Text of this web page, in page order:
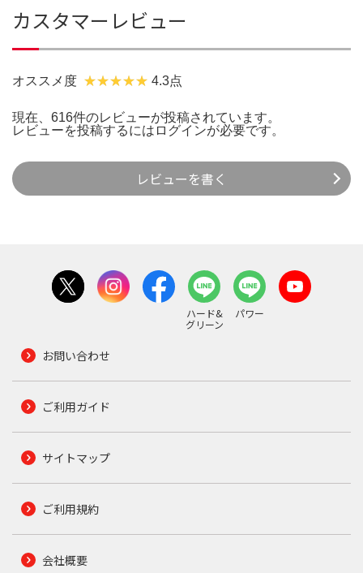
カスタマーレビュー
オススメ度 4.3点
現在、616件のレビューが投稿されています。
レビューを投稿するには ログインが必要です。
レビューを書く
ハード&
グリーン
パワー
お問い合わせ
ご利用ガイド
サイトマップ
ご利用規約
会社概要